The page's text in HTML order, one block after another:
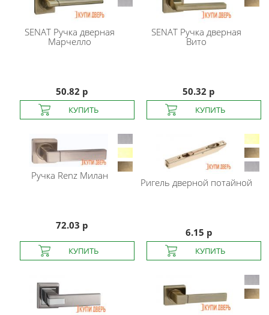
SENATРучка дверная
Марчелло
50.82 р
SENATРучка дверная
Вито
50.32 р
Ручка Renz Милан
72.03 р
Ригель дверной потайной
6.15 р